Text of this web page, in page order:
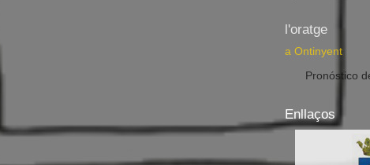
l'oratge
a Ontinyent
Pronóstico
Enllaços